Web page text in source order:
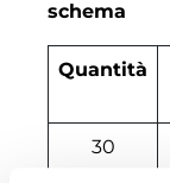
schema
Quantità
30